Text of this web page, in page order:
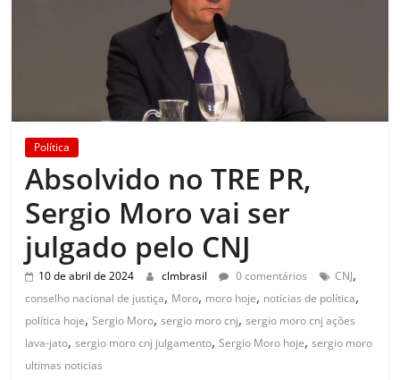
Política
Absolvido no TRE PR,
Sergio Moro vai ser
julgado pelo CNJ
10 de abril de 2024 clmbrasil 0 comentários CNJ,
conselho nacional de justiça, Moro, moro hoje, notícias de política,
política hoje,Sergio Moro,sergio moro cnj,sergio moro cnj ações
lava-jato,sergio moro cnj julgamento,Sergio Moro hoje,sergio moro
ultimas noticias